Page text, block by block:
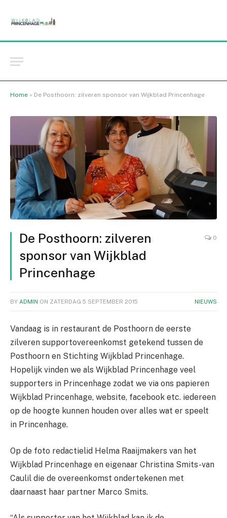
Home » De Posthoorn: zilveren sponsor van Wijkblad Princenhage
De Posthoorn: zilveren
sponsor van Wijkblad
Princenhage
0
BY ADMIN ON ZATERDAG 5 SEPTEMBER 2015 NIEUWS
Vandaag is in restaurant de Posthoorn de eerste
zilveren supportovereenkomst getekend tussen de
Posthoorn en Stichting Wijkblad Princenhage.
Hopelijk vinden we als Wijkblad Princenhage veel
supporters in Princenhage zodat we via ons papieren
Wijkblad Princenhage, website, facebook etc. iedereen
op de hoogte kunnen houden over alles wat er speelt
in Princenhage.
Op de foto redactielid Helma Raaijmakers van het
Wijkblad Princenhage en eigenaar Christina Smits-van
Caulil die de overeenkomst ondertekenen met
daarnaast haar partner Marco Smits.